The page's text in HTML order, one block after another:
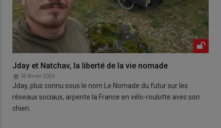
Jday et Natchav, la liberté de la vie nomade
05 février 2026
Jday, plus connu sous le nom Le Nomade du futur sur les
réseaux sociaux, arpente la France en vélo-roulotte avec son
chien.